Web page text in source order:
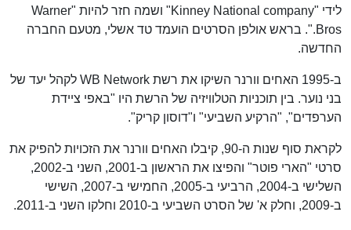
לידי "Kinney National company" ושמה חזר להיות "Warner
Bros.". בראש אולפן הסרטים הועמד טד אשלי, מטעם החברה
החדשה.
ב-1995 האחים וורנר השיקו את רשת WB Network לקהל יעד של
בני נוער. בין תוכניות הטלוויזיה של הרשת היו "באפי ציידת
הערפדים", "הרקיע השביעי" ו"דוסון קריק".
לקראת סוף שנות ה-90, קיבלו האחים וורנר את הזכויות להפיק את
סרטי "הארי פוטר" והפיצו את הראשון ב-2001, השני ב-2002,
השלישי ב-2004, הרביעי ב-2005, החמישי ב-2007, השישי
ב-2009, וחלק א' של הסרט השביעי ב-2010 וחלקו השני ב-2011.